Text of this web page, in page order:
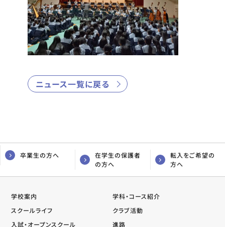
ニュース一覧に戻る
卒業生の方へ
在学生の保護者
の方へ
転入をご希望の
方へ
学校案内
学科・コース紹介
スクールライフ
クラブ活動
入試・オープンスクール
進路